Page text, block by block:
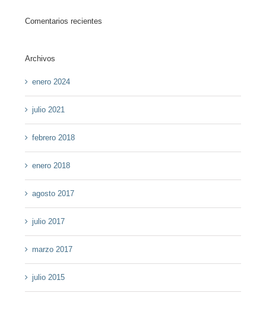
Comentarios recientes
Archivos
enero 2024
julio 2021
febrero 2018
enero 2018
agosto 2017
julio 2017
marzo 2017
julio 2015